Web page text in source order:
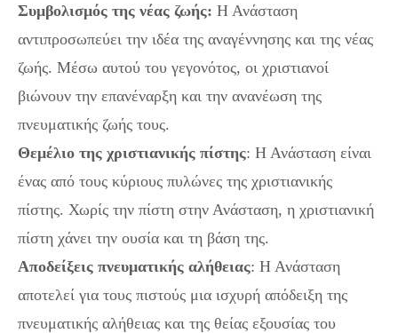
Συμβολισμός της νέας ζωής: Η Ανάσταση
αντιπροσωπεύει την ιδέα της αναγέννησης και της νέας
ζωής. Μέσω αυτού του γεγονότος, οι χριστιανοί
βιώνουν την επανέναρξη και την ανανέωση της
πνευματικής ζωής τους.
Θεμέλιο της χριστιανικής πίστης: Η Ανάσταση είναι
ένας από τους κύριους πυλώνες της χριστιανικής
πίστης. Χωρίς την πίστη στην Ανάσταση, η χριστιανική
πίστη χάνει την ουσία και τη βάση της.
Αποδείξεις πνευματικής αλήθειας: Η Ανάσταση
αποτελεί για τους πιστούς μια ισχυρή απόδειξη της
πνευματικής αλήθειας και της θείας εξουσίας του